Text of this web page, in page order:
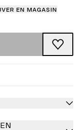
en magasin